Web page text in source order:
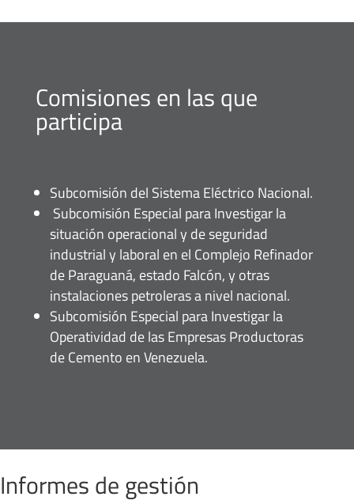
Comisiones en las que
participa
Subcomisión del Sistema Eléctrico Nacional.
Subcomisión Especial para Investigar la
situación operacional y de seguridad
industrial y laboral en el Complejo Refinador
de Paraguaná, estado Falcón, y otras
instalaciones petroleras a nivel nacional.
Subcomisión Especial para Investigar la
Operatividad de las Empresas Productoras
de Cemento en Venezuela.
Informes de gestión